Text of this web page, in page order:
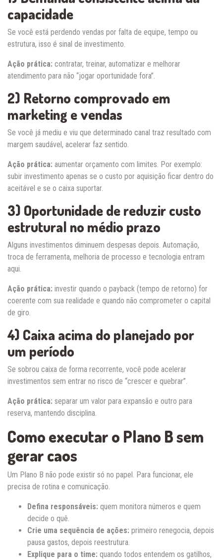
capacidade
Se você está perdendo vendas por falta de equipe, tempo ou
estrutura, isso é sinal de investimento.
Ação prática: contratar, treinar, automatizar e melhorar
atendimento para não “jogar oportunidade fora”.
2) Retorno comprovado em
marketing e vendas
Se você já mediu e viu que determinado canal traz resultado com
margem saudável, acelerar faz sentido.
Ação prática: aumentar orçamento com limites. Por exemplo:
subir investimento apenas se o custo por aquisição ficar dentro do
aceitável e se o caixa suportar.
3) Oportunidade de reduzir custo
estrutural no médio prazo
Alguns investimentos diminuem despesas depois. Automação,
troca de ferramenta, melhoria de processo e tecnologia entram
aqui.
Ação prática: investir quando o payback (tempo de retorno) for
coerente com sua realidade e quando não comprometer o capital
de giro.
4) Caixa acima do planejado por
um período
Se sobrou caixa de forma recorrente, você pode acelerar
investimentos sem entrar no risco de “crescer e quebrar”.
Ação prática: separar um valor para expansão e outro para
reserva, mantendo disciplina.
Como executar o Plano B sem
gerar caos
Um Plano B não pode existir só no papel. Para funcionar, ele
precisa de rotina e comunicação.
Defina responsáveis: quem monitora números e quem
decide o quê.
Crie uma sequência de ações: primeiro renegocia, depois
pausa gastos, depois reestrutura.
Explique para o time: quando todos entendem os gatilhos,